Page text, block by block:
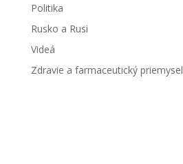
Politika
Rusko a Rusi
Videá
Zdravie a farmaceutický priemysel